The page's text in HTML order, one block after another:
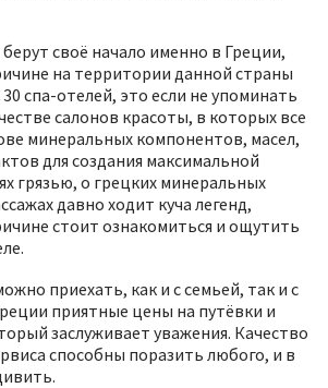
своё начало именно в Греции,
на территории данной страны
спа-отелей, это если не упоминать
салонов красоты, в которых все
минеральных компонентов, масел,
для создания максимальной
грязью, о грецких минеральных
давно ходит куча легенд,
стоит ознакомиться и ощутить
приехать, как и с семьей, так и с
приятные цены на путёвки и
заслуживает уважения. Качество
способны поразить любого, и в